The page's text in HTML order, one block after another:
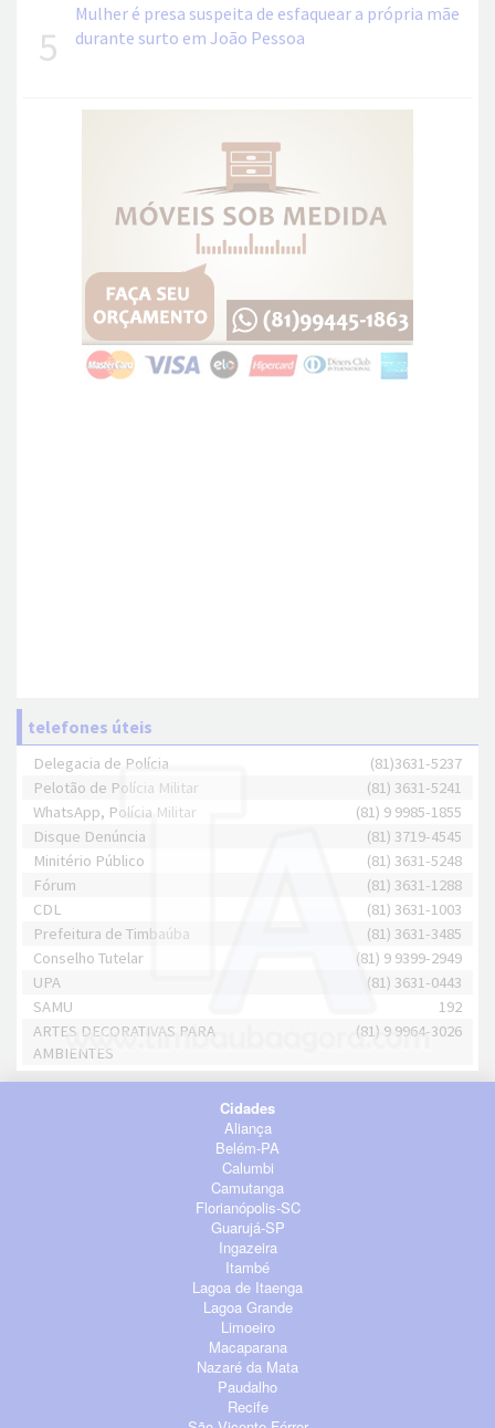
5
Mulher é presa suspeita de esfaquear a própria mãe
durante surto em João Pessoa
telefones úteis
Delegacia de Polícia
(81)3631-5237
Pelotão de Polícia Militar
(81) 3631-5241
WhatsApp, Polícia Militar
(81) 9 9985-1855
Disque Denúncia
(81) 3719-4545
Minitério Público
(81) 3631-5248
Fórum
(81) 3631-1288
CDL
(81) 3631-1003
Prefeitura de Timbaúba
(81) 3631-3485
Conselho Tutelar
(81) 9 9399-2949
UPA
(81) 3631-0443
SAMU
192
ARTES DECORATIVAS PARA
AMBIENTES
(81) 9 9964-3026
Cidades
Aliança
Belém-PA
Calumbi
Camutanga
Florianópolis-SC
Guarujá-SP
Ingazeira
Itambé
Lagoa de Itaenga
Lagoa Grande
Limoeiro
Macaparana
Nazaré da Mata
Paudalho
Recife